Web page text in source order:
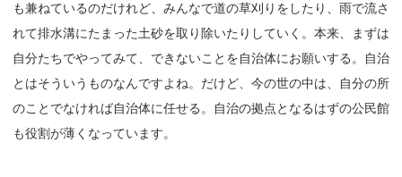
も兼ねているのだけれど、みんなで道の草刈りをしたり、雨で流さ
れて排水溝にたまった土砂を取り除いたりしていく。本来、まずは
自分たちでやってみて、できないことを自治体にお願いする。自治
とはそういうものなんですよね。だけど、今の世の中は、自分の所
のことでなければ自治体に任せる。自治の拠点となるはずの公民館
も役割が薄くなっています。